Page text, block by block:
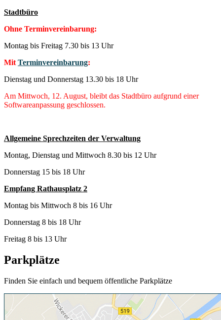
Stadtbüro
Ohne Terminvereinbarung:
Montag bis Freitag 7.30 bis 13 Uhr
Mit Terminvereinbarung:
Dienstag und Donnerstag 13.30 bis 18 Uhr
Am Mittwoch, 12. August, bleibt das Stadtbüro aufgrund einer
Softwareanpassung geschlossen.
Allgemeine Sprechzeiten der Verwaltung
Montag, Dienstag und Mittwoch 8.30 bis 12 Uhr
Donnerstag 15 bis 18 Uhr
Empfang Rathausplatz 2
Montag bis Mittwoch 8 bis 16 Uhr
Donnerstag 8 bis 18 Uhr
Freitag 8 bis 13 Uhr
Parkplätze
Finden Sie einfach und bequem öffentliche Parkplätze